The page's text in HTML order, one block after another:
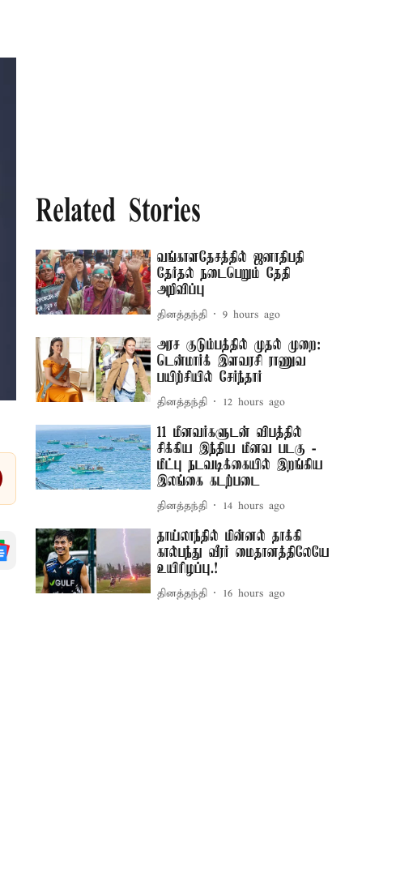
Related Stories
வங்காளதேசத்தில் ஜனாதிபதி
தேர்தல் நடைபெறும் தேதி
அறிவிப்பு
தினத்தந்தி 9 hours ago
அரச குடும்பத்தில் முதல் முறை:
டென்மார்க் இளவரசி ராணுவ
பயிற்சியில் சேர்ந்தார்
தினத்தந்தி 12 hours ago
11 மீனவர்களுடன் விபத்தில்
சிக்கிய இந்திய மீனவ படகு -
மீட்பு நடவடிக்கையில் இறங்கிய
இலங்கை கடற்படை
தினத்தந்தி 14 hours ago
தாய்லாந்தில் மின்னல் தாக்கி
கால்பந்து வீரர் மைதானத்திலேயே
உயிரிழப்பு.!
தினத்தந்தி 16 hours ago